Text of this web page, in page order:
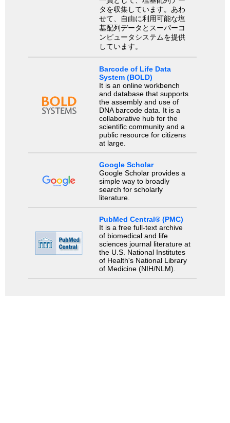
タを収集しています。あわ
せて、自由に利用可能な塩
基配列データとスーパーコ
ンピュータシステムを提供
しています。
Barcode of Life Data
System (BOLD)
It is an online workbench
and database that supports
the assembly and use of
DNA barcode data. It is a
collaborative hub for the
scientific community and a
public resource for citizens
at large.
Google Scholar
Google Scholar provides a
simple way to broadly
search for scholarly
literature.
PubMed Central® (PMC)
It is a free full-text archive
of biomedical and life
sciences journal literature at
the U.S. National Institutes
of Health's National Library
of Medicine (NIH/NLM).